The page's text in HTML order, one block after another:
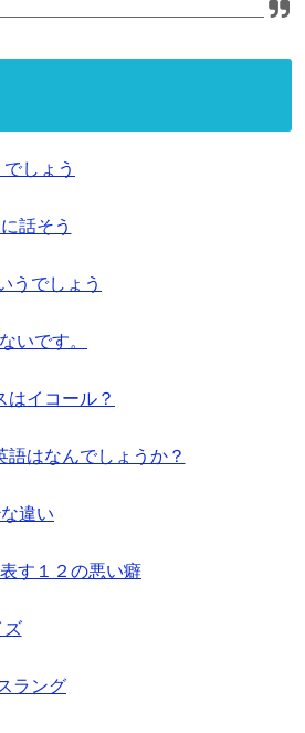
しょう
話そう
うでしょう
いです。
はイコール？
はなんでしょうか？
違い
す１２の悪い癖
ズ
ラング